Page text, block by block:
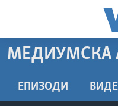
пристапност
ДОМА
РУБРИКИ
МЕДИУМСКА
ЕПИЗОДИ